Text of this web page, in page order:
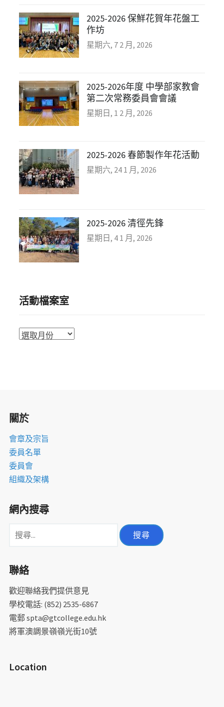
2025-2026 保鮮花賀年花盤工
作坊
星期六, 7 2 月, 2026
2025-2026年度 中學部家教會
第二次常務委員會會議
星期日, 1 2 月, 2026
2025-2026 春節製作年花活動
星期六, 24 1 月, 2026
2025-2026 清徑先鋒
星期日, 4 1 月, 2026
活動檔案室
活
關於
會章及宗旨
委員名單
委員會
組織及架構
網內搜尋
搜
鍵
聯絡
歡迎聯絡我們提供意見
學校電話: (852) 2535-6867
電郵 spta@gtcollege.edu.hk
將軍澳調景嶺嶺光街10號
Location